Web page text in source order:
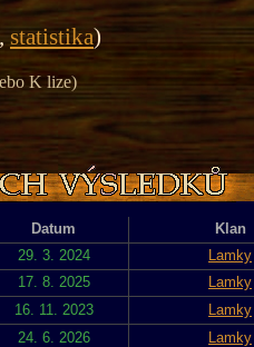
, statistika)
K lize)
Datum
Klan
29. 3. 2024
Lamky
17. 8. 2025
Lamky
16. 11. 2023
Lamky
24. 6. 2026
Lamky